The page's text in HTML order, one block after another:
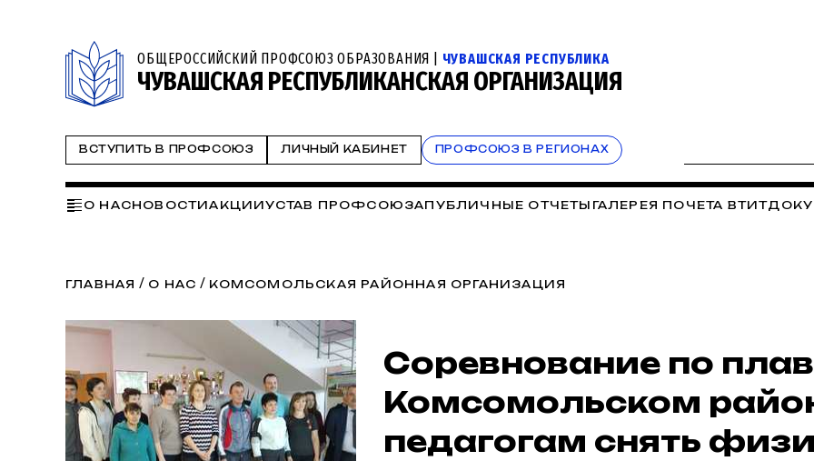
ОБЩЕРОССИЙСКИЙ ПРОФСОЮЗ ОБРАЗОВАНИЯ | ЧУВАШСКАЯ РЕСПУБЛИКА
ЧУВАШСКАЯ РЕСПУБЛИКАНСКАЯ ОРГАНИЗАЦИЯ
ВСТУПИТЬ В ПРОФСОЮЗ ЛИЧНЫЙ КАБИНЕТ ПРОФСОЮЗ В РЕГИОНАХ
О НАСНОВОСТИАКЦИИУСТАВ ПРОФСОЮЗАПУБЛИЧНЫЕ ОТЧЕТЫ ГАЛЕРЕЯ ПОЧЕТА ВТИТ
ИНФОРМАЦИОННАЯ РАБОТА ЦИФРОВИЗАЦИЯ ПРОФСОЮЗАСОВЕТЫ ВЕТЕРАНОВ
ГЛАВНАЯ / О НАС / КОМСОМОЛЬСКАЯ РАЙОННАЯ ОРГАНИЗАЦИЯ
Соревнование по
Комсомольском
педагогам снять